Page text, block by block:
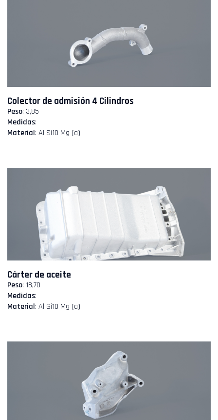
Colector de admisión 4 Cilindros
Peso: 3,85
Medidas:
Material: Al Si10 Mg (a)
Cárter de aceite
Peso: 18,70
Medidas:
Material: Al Si10 Mg (a)